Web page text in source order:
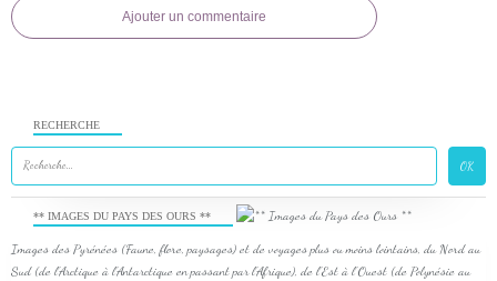
Ajouter un commentaire
RECHERCHE
** IMAGES DU PAYS DES OURS **
Images des Pyrénées (Faune, flore, paysages) et de voyages plus ou moins lointains, du Nord au
Sud (de l'Arctique à l'Antarctique en passant par l'Afrique), de l'Est à l'Ouest (de Polynésie au